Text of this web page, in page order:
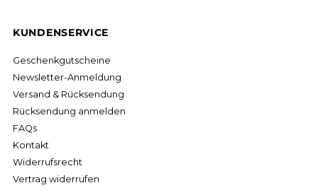
KUNDENSERVICE
Geschenkgutscheine
Newsletter-Anmeldung
Versand & Rücksendung
Rücksendung anmelden
FAQs
Kontakt
Widerrufsrecht
Vertrag widerrufen